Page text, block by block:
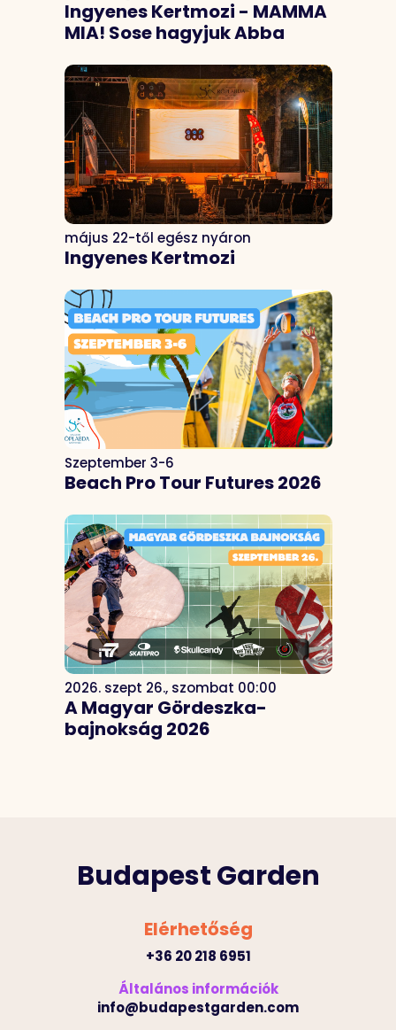
Ingyenes Kertmozi - MAMMA
MIA! Sose hagyjuk Abba
május 22-től egész nyáron
Ingyenes Kertmozi
Szeptember 3-6
Beach Pro Tour Futures 2026
2026. szept 26., szombat 00:00
A Magyar Gördeszka-
bajnokság 2026
Budapest Garden
Elérhetőség
+36 20 218 6951
Általános információk
info@budapestgarden.com